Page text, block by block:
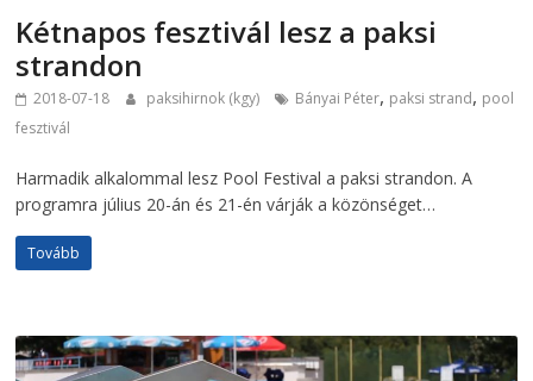
Kétnapos fesztivál lesz a paksi
strandon
2018-07-18 paksihirnok (kgy) Bányai Péter, paksi strand, pool
fesztivál
Harmadik alkalommal lesz Pool Festival a paksi strandon. A
programra július 20-án és 21-én várják a közönséget…
Tovább